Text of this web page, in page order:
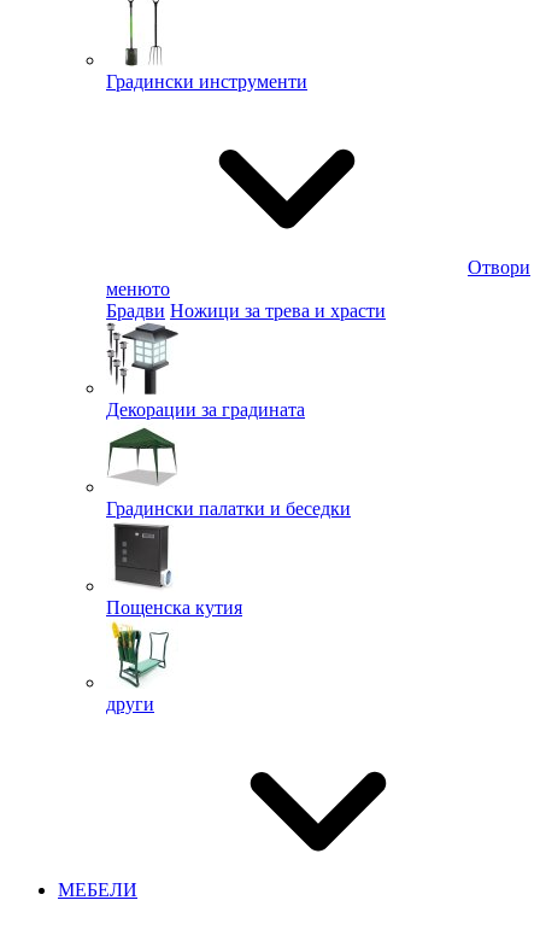
Градински инструменти
Отвори
менюто
Брадви Ножици за трева и храсти
Декорации за градината
Градински палатки и беседки
Пощенска кутия
други
МЕБЕЛИ